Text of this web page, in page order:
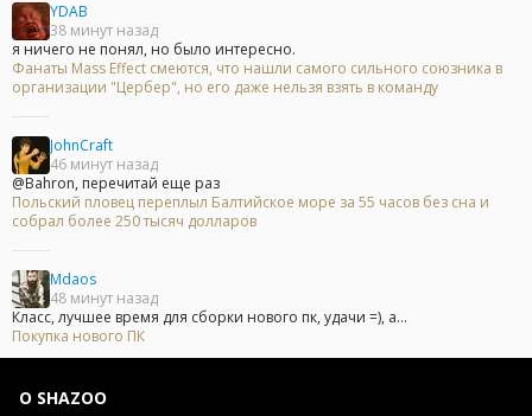
YDAB
38 минут назад
я ничего не понял, но было интересно.
Фанаты Mass Effect смеются, что нашли самого сильного союзника в
организации "Цербер", но его даже нельзя взять в команду
JohnCraft
46 минут назад
@Bahron, перечитай еще раз
Польский пловец переплыл Балтийское море за 55 часов без сна и
собрал более 250 тысяч долларов
Mdaos
48 минут назад
Класс, лучшее время для сборки нового пк, удачи =), а...
Покупка нового ПК
О SHAZOO